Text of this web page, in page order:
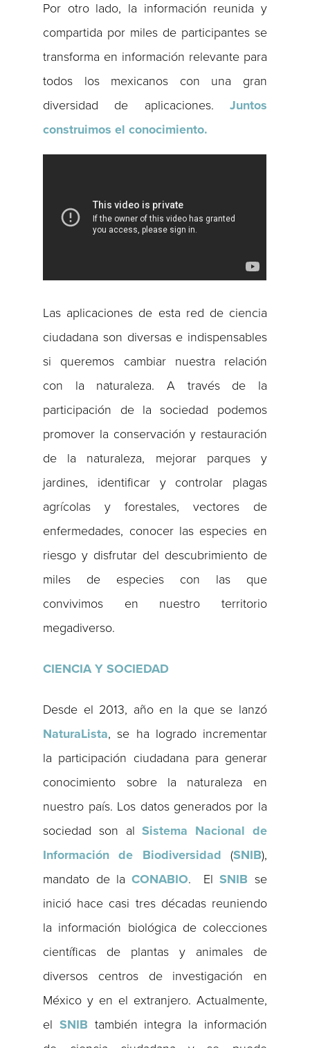
Por otro lado, la información reunida y
compartida por miles de participantes se
transforma en información relevante para
todos los mexicanos con una gran
diversidad de aplicaciones. Juntos
construimos el conocimiento.
Las aplicaciones de esta red de ciencia
ciudadana son diversas e indispensables
si queremos cambiar nuestra relación
con la naturaleza. A través de la
participación de la sociedad podemos
promover la conservación y restauración
de la naturaleza, mejorar parques y
jardines, identificar y controlar plagas
agrícolas y forestales, vectores de
enfermedades, conocer las especies en
riesgo y disfrutar del descubrimiento de
miles de especies con las que
convivimos en nuestro territorio
megadiverso.
CIENCIA Y SOCIEDAD
Desde el 2013, año en la que se lanzó
NaturaLista, se ha logrado incrementar
la participación ciudadana para generar
conocimiento sobre la naturaleza en
nuestro país. Los datos generados por la
sociedad son alSistema Nacional de
Información de Biodiversidad (SNIB),
mandato de la CONABIO. ElSNIB se
inició hace casi tres décadas reuniendo
la información biológica de colecciones
científicas de plantas y animales de
diversos centros de investigación en
México y en el extranjero. Actualmente,
elSNIB también integra la información